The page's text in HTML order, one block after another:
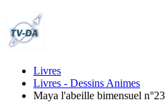
Livres
Livres - Dessins Animes
Maya l'abeille bimensuel n°23